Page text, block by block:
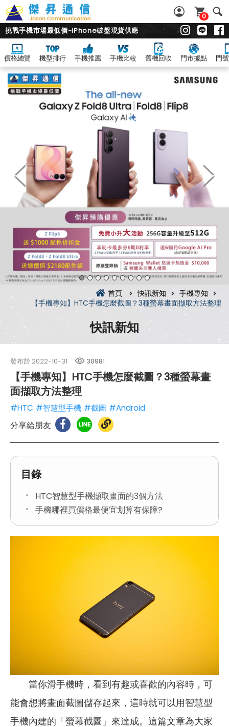
0
挑戰手機市場最低價~iPhone破盤現貨供應
價格總覽 機型排行 手機推薦 手機比較 舊機回收 門市據點 門
首頁 快訊新知
手機專知
【手機專知】HTC手機怎麼截圖？3種螢幕畫面擷取方法整理
快訊新知
發布於 2022-10-31 30981
【手機專知】HTC手機怎麼截圖？3種螢幕畫
面擷取方法整理
#HTC #智慧型手機 #截圖 #Android
分享給朋友
目錄
HTC智慧型手機擷取畫面的3個方法
手機哪裡買價格最便宜划算有保障?
當你滑手機時，看到有趣或喜歡的內容時，可
能會想將畫面截圖儲存起來，這時就可以用智慧型
手機內建的「螢幕截圖」來達成。這篇文章為大家